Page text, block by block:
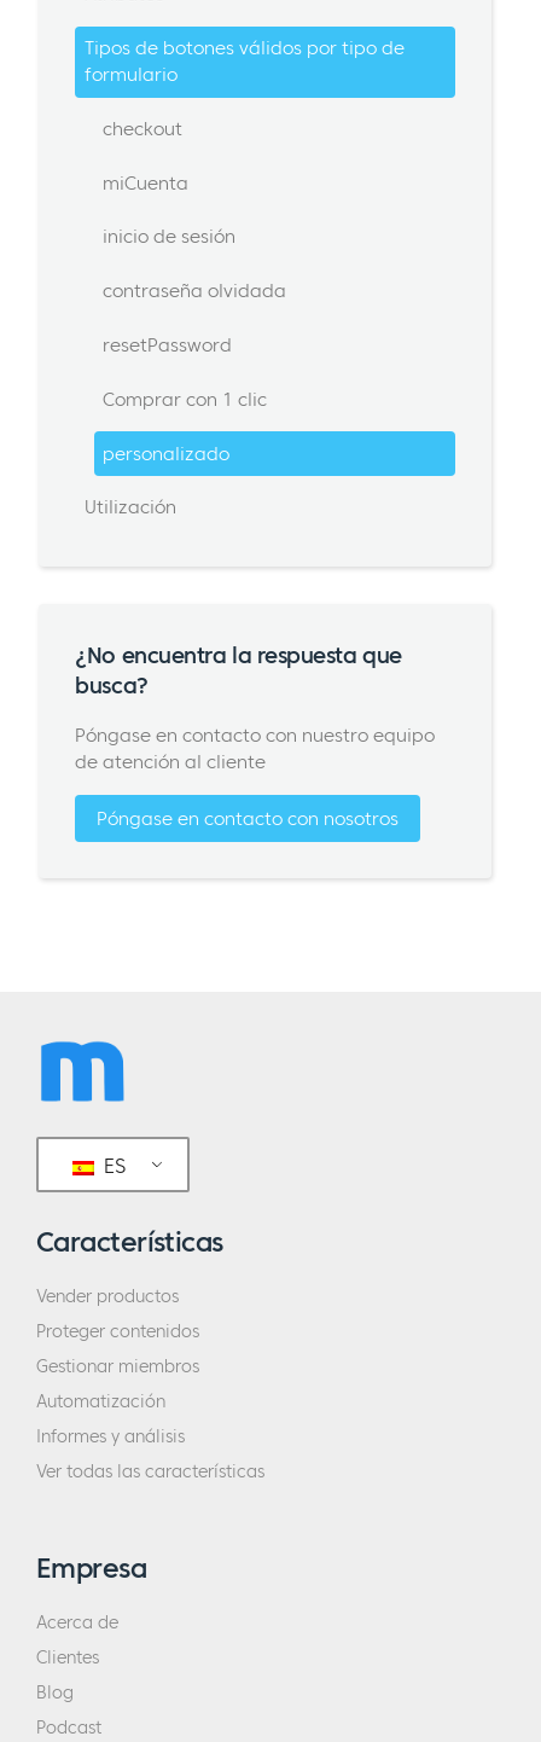
Tipos de botones válidos por tipo de
formulario
checkout
miCuenta
inicio de sesión
contraseña olvidada
resetPassword
Comprar con 1 clic
personalizado
Utilización
¿No encuentra la respuesta que
busca?
Póngase en contacto con nuestro equipo
de atención al cliente
Póngase en contacto con nosotros
ES
Características
Vender productos
Proteger contenidos
Gestionar miembros
Automatización
Informes y análisis
Ver todas las características
Empresa
Acerca de
Clientes
Blog
Podcast